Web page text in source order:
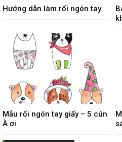
Hướng dẫn làm rối ngón tay
Mẫu rối ngón tay giấy – 5 cún
À ơi